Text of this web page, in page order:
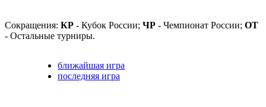
Сокращения: КР - Кубок России; ЧР - Чемпионат России; ОТ
- Остальные турниры.
ближайшая игра
последняя игра